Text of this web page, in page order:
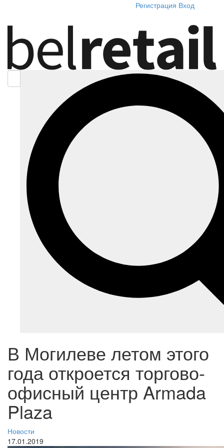
Регистрация Вход
В Могилеве летом этого
года откроется торгово-
офисный центр Armada
Plaza
Новости
17.01.2019